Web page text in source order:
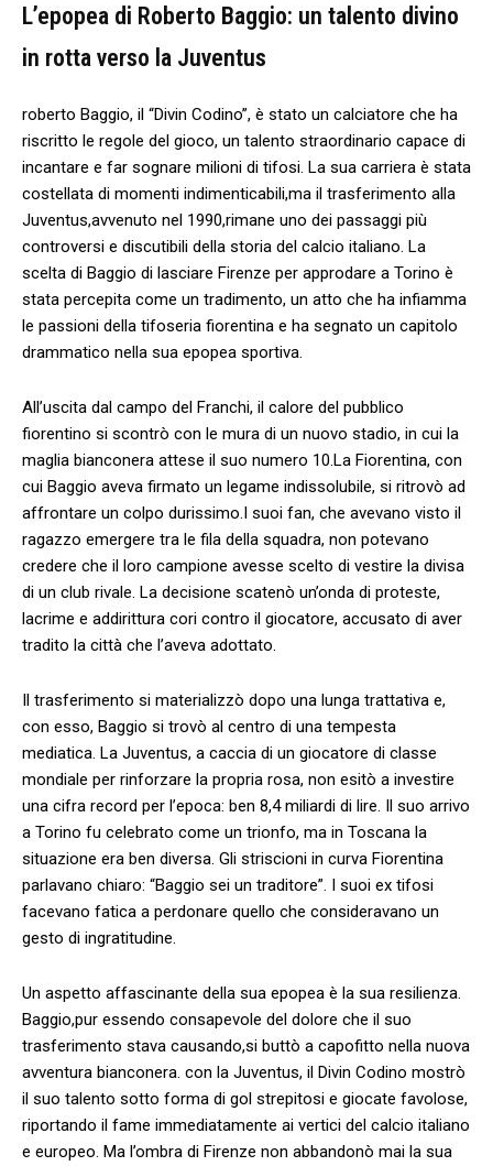
L’epopea di Roberto Baggio:⁤ un talento divino
in rotta verso la Juventus
roberto Baggio, il “Divin⁤ Codino”, ‌è stato un calciatore che ha‌
riscritto le regole del gioco, un talento straordinario capace di
incantare‌ e ‌far sognare milioni di tifosi. La sua carriera è ⁤stata
costellata di ‌momenti indimenticabili,ma il ⁣trasferimento alla
Juventus,avvenuto nel 1990,rimane uno ⁣dei passaggi più
controversi e discutibili della storia del ‍calcio italiano.⁢ La⁣
scelta di⁢ Baggio​ di​ lasciare Firenze per⁢ approdare a Torino è
stata percepita come un tradimento, un atto che ha infiamma
le passioni della tifoseria fiorentina e ha segnato un capitolo
drammatico nella⁣ sua epopea sportiva.
All’uscita ‌dal campo del⁣ Franchi, il ⁤calore del pubblico
fiorentino si scontrò con le mura di un nuovo stadio, in cui la
⁤maglia bianconera attese il suo ‌numero 10.La Fiorentina, con
cui Baggio aveva firmato un legame indissolubile, si ritrovò ad
affrontare un colpo ‌durissimo.I suoi fan,⁤ che avevano visto il
ragazzo emergere ⁢tra‍ le fila della squadra, non potevano
credere che il loro‍ campione avesse⁢ scelto‌ di vestire la divisa
di un club‍ rivale. La decisione scatenò un’onda di ⁤proteste,
lacrime e addirittura cori contro il giocatore, accusato di⁣ aver
tradito la città che l’aveva adottato.
Il trasferimento si materializzò dopo una lunga trattativa e,
con esso, Baggio si trovò al centro di una tempesta
⁤mediatica. La Juventus, a caccia di ‌un ​giocatore di classe
mondiale per ​rinforzare la propria rosa, non ⁢esitò a⁣ investire
una cifra record per l’epoca: ben ⁢8,4 miliardi di lire. ‌Il suo arrivo
a Torino fu celebrato come un⁣ trionfo, ma in Toscana la
situazione era ben diversa. Gli striscioni ‍in curva⁤ Fiorentina
parlavano chiaro: “Baggio sei un traditore”. I suoi⁣ ex tifosi
facevano fatica a perdonare quello che ‌consideravano un
gesto di ingratitudine.
Un aspetto affascinante della sua epopea è la sua resilienza.
Baggio,pur ⁣essendo⁤ consapevole⁤ del dolore che il suo
⁤trasferimento stava causando,si buttò a capofitto nella nuova‍
avventura bianconera. con la⁢ Juventus, il Divin Codino mostrò
il suo talento sotto forma di gol strepitosi e giocate favolose,
riportando il fame ‌immediatamente ai vertici​ del calcio italiano
e europeo. Ma l’ombra di Firenze non abbandonò mai⁣ la sua​